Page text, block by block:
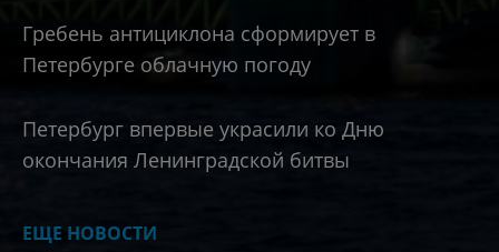
Гребень антициклона сформирует в
Петербурге облачную погоду
Петербург впервые украсили ко Дню
окончания Ленинградской битвы
ЕЩЕ НОВОСТИ